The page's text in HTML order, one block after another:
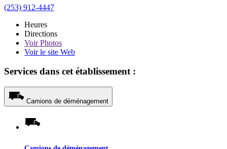
(253) 912-4447
Heures
Directions
VoirPhotos
Voir le site Web
Services dans cet établissement :
Camions de déménagement